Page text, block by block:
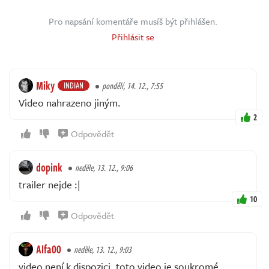
Pro napsání komentáře musíš být přihlášen.
Přihlásit se
Miky INDIAN pondělí, 14. 12., 7:55
Video nahrazeno jiným.
2
Odpovědět
dopink neděle, 13. 12., 9:06
trailer nejde :|
10
Odpovědět
Alfa00 neděle, 13. 12., 9:03